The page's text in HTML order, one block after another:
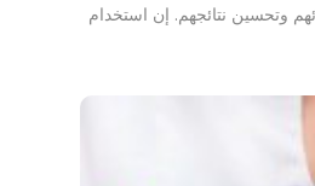
وتحسين نتائجهم. إن استخدام